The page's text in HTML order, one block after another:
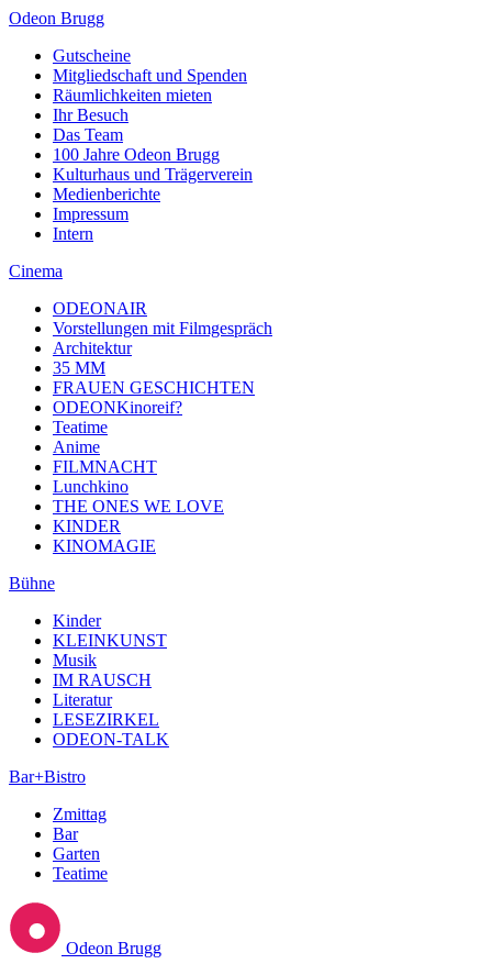
Odeon Brugg
Gutscheine
Mitgliedschaft und Spenden
Räumlichkeiten mieten
Ihr Besuch
Das Team
100 Jahre Odeon Brugg
Kulturhaus und Trägerverein
Medienberichte
Impressum
Intern
Cinema
ODEONAIR
Vorstellungen mit Filmgespräch
Architektur
35 MM
FRAUEN GESCHICHTEN
ODEONKinoreif?
Teatime
Anime
FILMNACHT
Lunchkino
THE ONES WE LOVE
KINDER
KINOMAGIE
Bühne
Kinder
KLEINKUNST
Musik
IM RAUSCH
Literatur
LESEZIRKEL
ODEON-TALK
Bar+Bistro
Zmittag
Bar
Garten
Teatime
Odeon Brugg